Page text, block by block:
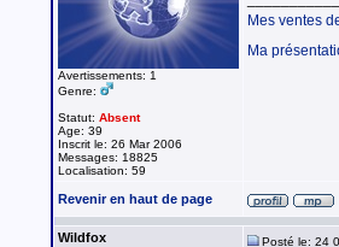
Avertissements: 1
Genre:
Statut: Absent
Age: 39
Inscrit le: 26 Mar 2006
Messages: 18825
Localisation: 59
Mes ventes
Ma
Revenir en haut de page
Wildfox Posté le: 24